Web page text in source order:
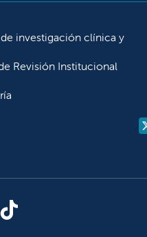
de investigación clínica y
Revisión Institucional
Instagram
en LinkedIn
Síganos en TikTok